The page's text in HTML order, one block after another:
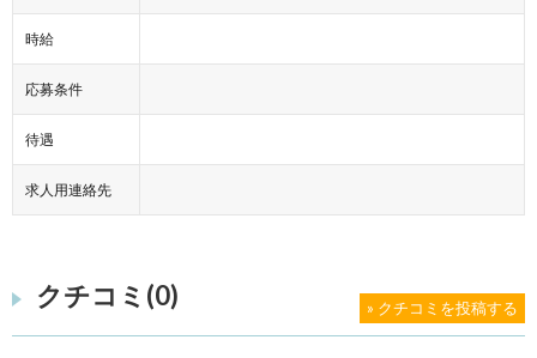
時給
応募条件
待遇
求人用連絡先
クチコミ(0) » クチコミを投稿する